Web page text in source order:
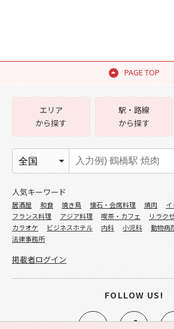
PAGE TOP
エリア
から探す
駅・路線
から探す
人気キーワード
居酒屋 和食 焼き鳥 懐石・会席料理 焼肉
フランス料理
アジア料理 喫茶・カフェ リラク
カラオケ
ビジネスホテル 内科 小児科 動物病
法律事務所
掲載者ログイン
FOLLOW US!